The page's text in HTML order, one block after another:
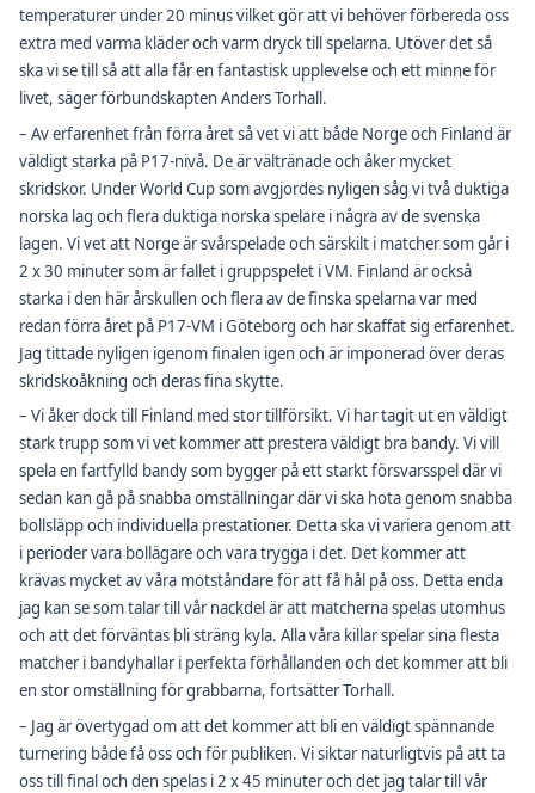
temperaturer under 20 minus vilket gör att vi behöver förbereda oss
extra med varma kläder och varm dryck till spelarna. Utöver det så
ska vi se till så att alla får en fantastisk upplevelse och ett minne för
livet, säger förbundskapten Anders Torhall.
– Av erfarenhet från förra året så vet vi att både Norge och Finland är
väldigt starka på P17-nivå. De är vältränade och åker mycket
skridskor. Under World Cup som avgjordes nyligen såg vi två duktiga
norska lag och flera duktiga norska spelare i några av de svenska
lagen. Vi vet att Norge är svårspelade och särskilt i matcher som går i
2 x 30 minuter som är fallet i gruppspelet i VM. Finland är också
starka i den här årskullen och flera av de finska spelarna var med
redan förra året på P17-VM i Göteborg och har skaffat sig erfarenhet.
Jag tittade nyligen igenom finalen igen och är imponerad över deras
skridskoåkning och deras fina skytte.
– Vi åker dock till Finland med stor tillförsikt. Vi har tagit ut en väldigt
stark trupp som vi vet kommer att prestera väldigt bra bandy. Vi vill
spela en fartfylld bandy som bygger på ett starkt försvarsspel där vi
sedan kan gå på snabba omställningar där vi ska hota genom snabba
bollsläpp och individuella prestationer. Detta ska vi variera genom att
i perioder vara bollägare och vara trygga i det. Det kommer att
krävas mycket av våra motståndare för att få hål på oss. Detta enda
jag kan se som talar till vår nackdel är att matcherna spelas utomhus
och att det förväntas bli sträng kyla. Alla våra killar spelar sina flesta
matcher i bandyhallar i perfekta förhållanden och det kommer att bli
en stor omställning för grabbarna, fortsätter Torhall.
– Jag är övertygad om att det kommer att bli en väldigt spännande
turnering både få oss och för publiken. Vi siktar naturligtvis på att ta
oss till final och den spelas i 2 x 45 minuter och det jag talar till vår